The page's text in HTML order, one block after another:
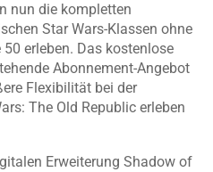
nun die kompletten
Star Wars-Klassen ohne
erleben. Das kostenlose
Abonnement-Angebot
Flexibilität bei der
The Old Republic erleben
Erweiterung Shadow of